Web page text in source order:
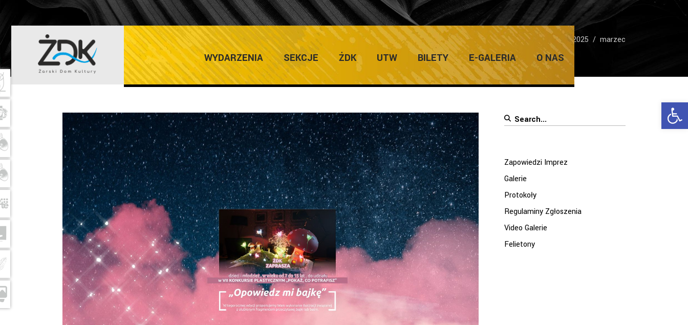
WYDARZENIA SEKCJE ŻDK UTW BILETY E-GALERIA O NAS
MARZEC 2025 Home/2025 / marzec
Search
Zapowiedzi Imprez
Galerie
Protokoły
Regulaminy Zgłoszenia
Video Galerie
Felietony